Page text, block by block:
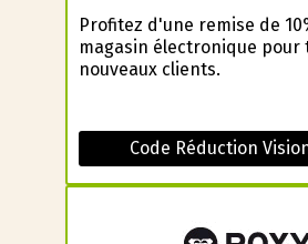
Profitez d'une remise de
magasin électronique pour
nouveaux clients.
Code Réduction